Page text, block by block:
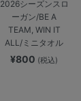
2026シーズンスロ
ーガン/BE A
TEAM, WIN IT
ALL/ミニタオル
¥800 (税込)